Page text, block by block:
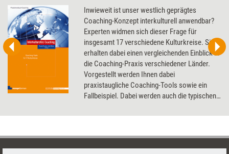
Inwieweit ist unser westlich geprägtes
Coaching-Konzept interkulturell anwendbar?
Experten widmen sich dieser Frage für
insgesamt 17 verschiedene Kulturkreise. Sie
erhalten dabei einen vergleichenden Einblick in
die Coaching-Praxis verschiedener Länder.
Vorgestellt werden Ihnen dabei
praxistaugliche Coaching-Tools sowie ein
Fallbeispiel. Dabei werden auch die typischen